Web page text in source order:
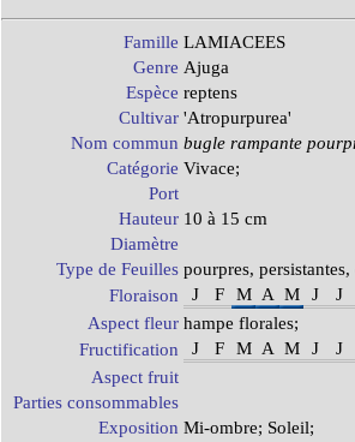
Famille LAMIACEES
Genre Ajuga
Espèce reptens
Cultivar 'Atropurpurea'
Nom commun bugle rampante
Catégorie Vivace;
Port
Hauteur 10 à 15 cm
Diamètre
Type de Feuilles pourpres,
Floraison
J F M A M J J
Aspect fleur hampe florales;
Fructification
J F M A M J J
Aspect fruit
Parties consommables
Exposition Mi-ombre; Soleil;